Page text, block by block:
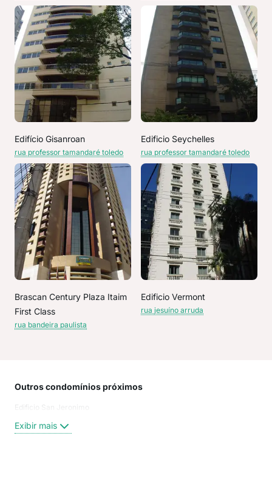
Edifício Gisanroan
rua professor tamandaré toledo
Edificio Seychelles
rua professor tamandaré toledo
Brascan Century Plaza Itaim
First Class
rua bandeira paulista
Edificio Vermont
rua jesuíno arruda
Outros condomínios próximos
Edificio San Jeronimo
Exibir mais